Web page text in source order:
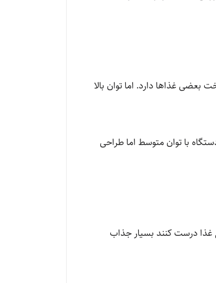
در پخت بعضی غذاها دارد. اما توان بالا
با توان متوسط اما طراحی
غذا درست کنند بسیار جذاب